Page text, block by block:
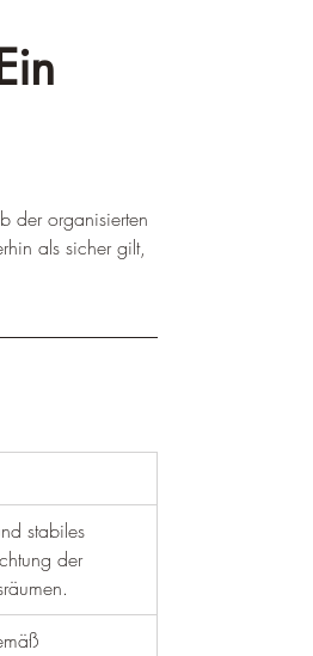
der organisierten
als sicher gilt,
stabiles
der